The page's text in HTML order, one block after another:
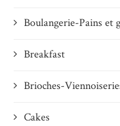
Boulangerie-Pains et
Breakfast
Brioches-
Cakes